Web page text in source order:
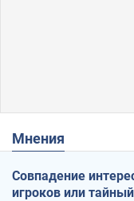
Мнения
Совпадение
игроков или